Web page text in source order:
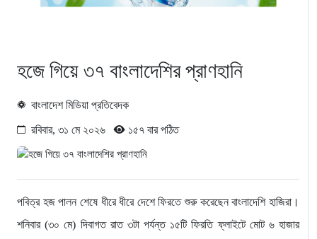
হজে গিয়ে ৩৭ বাংলাদেশির প্রাণহানি
বাংলাদেশ মিডিয়া প্রতিবেদক
রবিবার, ৩১ মে ২০২৬ ১৫৭ বার পঠিত
পবিত্র হজ পালন শেষে ধীরে ধীরে দেশে ফিরতে শুরু করেছেন বাংলাদেশি হাজিরা।
শনিবার (৩০ মে) দিবাগত রাত ৩টা পর্যন্ত ১৫টি ফিরতি ফ্লাইটে মোট ৬ হাজার